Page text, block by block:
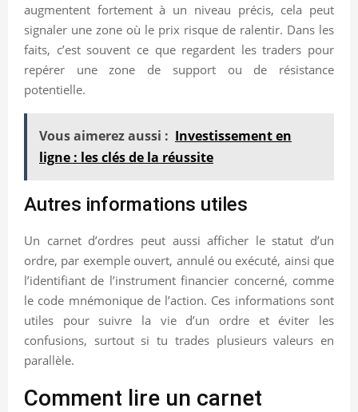
augmentent fortement à un niveau précis, cela peut
signaler une zone où le prix risque de ralentir. Dans les
faits, c’est souvent ce que regardent les traders pour
repérer une zone de support ou de résistance
potentielle.
Vous aimerez aussi : Investissement en
ligne : les clés de la réussite
Autres informations utiles
Un carnet d’ordres peut aussi afficher le statut d’un
ordre, par exemple ouvert, annulé ou exécuté, ainsi que
l’identifiant de l’instrument financier concerné, comme
le code mnémonique de l’action. Ces informations sont
utiles pour suivre la vie d’un ordre et éviter les
confusions, surtout si tu trades plusieurs valeurs en
parallèle.
Comment lire un carnet